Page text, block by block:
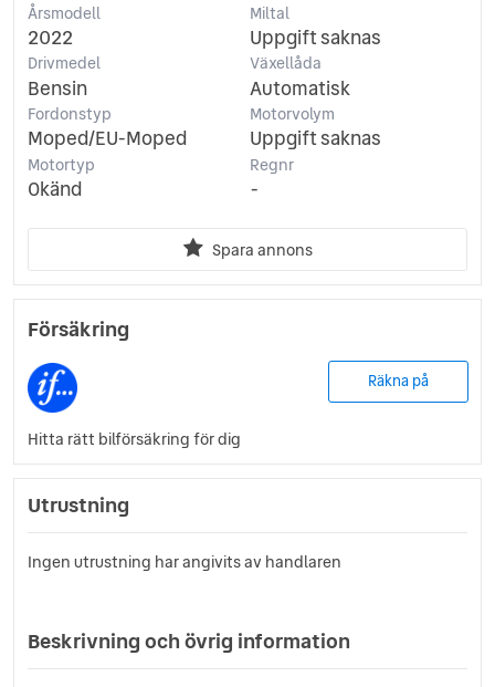
Årsmodell
2022
Miltal
Uppgift saknas
Drivmedel
Bensin
Växellåda
Automatisk
Fordonstyp
Moped/EU-Moped
Motorvolym
Uppgift saknas
Motortyp
Okänd
Regnr
-
Spara annons
Försäkring
Räkna på
Hitta rätt bilförsäkring för dig
Utrustning
Ingen utrustning har angivits av handlaren
Beskrivning och övrig information